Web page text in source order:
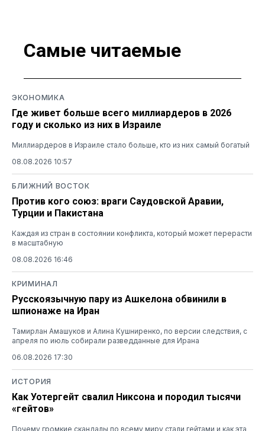
Самые читаемые
ЭКОНОМИКА
Где живет больше всего миллиардеров в 2026
году и сколько из них в Израиле
Миллиардеров в Израиле стало больше, кто из них самый богатый
08.08.2026 10:57
БЛИЖНИЙ ВОСТОК
Против кого союз: враги Саудовской Аравии,
Турции и Пакистана
Каждая из стран в состоянии конфликта, который может перерасти
в масштабную
08.08.2026 16:46
КРИМИНАЛ
Русскоязычную пару из Ашкелона обвинили в
шпионаже на Иран
Тамирлан Амашуков и Алина Кушниренко, по версии следствия, с
апреля по июль собирали разведданные для Ирана
06.08.2026 17:30
ИСТОРИЯ
Как Уотергейт свалил Никсона и породил тысячи
«гейтов»
Почему громкие скандалы по всему миру стали гейтами и как эта